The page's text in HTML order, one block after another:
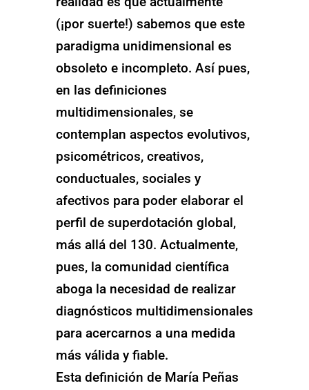
(¡por suerte!) sabemos que este
paradigma unidimensional es
obsoleto e incompleto. Así pues,
en las definiciones
multidimensionales, se
contemplan aspectos evolutivos,
psicométricos, creativos,
conductuales, sociales y
afectivos para poder elaborar el
perfil de superdotación global,
más allá del 130. Actualmente,
pues, la comunidad científica
aboga la necesidad de realizar
diagnósticos multidimensionales
para acercarnos a una medida
más válida y fiable.
Esta definición de María Peñas